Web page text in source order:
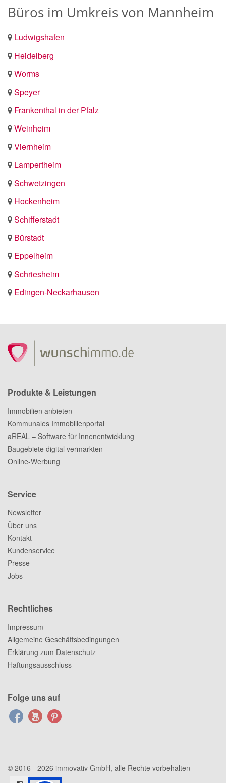
Büros im Umkreis von Mannheim
Ludwigshafen
Heidelberg
Worms
Speyer
Frankenthal in der Pfalz
Weinheim
Viernheim
Lampertheim
Schwetzingen
Hockenheim
Schifferstadt
Bürstadt
Eppelheim
Schriesheim
Edingen-Neckarhausen
Produkte & Leistungen
Immobilien anbieten
Kommunales Immobilienportal
aREAL – Software für Innenentwicklung
Baugebiete digital vermarkten
Online-Werbung
Service
Newsletter
Über uns
Kontakt
Kundenservice
Presse
Jobs
Rechtliches
Impressum
Allgemeine Geschäftsbedingungen
Erklärung zum Datenschutz
Haftungsausschluss
Folge uns auf
© 2016 - 2026 immovativ GmbH, alle Rechte vorbehalten